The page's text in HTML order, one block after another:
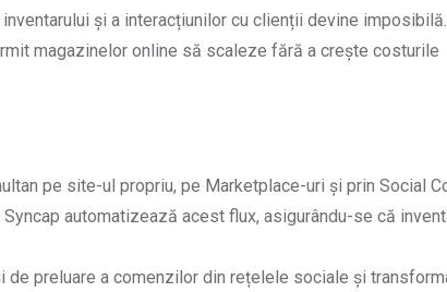
și a interacțiunilor cu clienții devine
magazinelor online să scaleze fără a crește costurile
pe site-ul propriu, pe Marketplace-uri și prin Social
automatizează acest flux, asigurându-se că
de preluare a comenzilor din rețelele sociale și